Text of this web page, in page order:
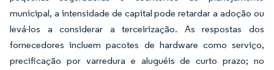
municipal, a intensidade de capital pode retardar a adoção ou
levá-los a considerar a terceirização. As respostas dos
fornecedores incluem pacotes de hardware como serviço,
precificação por varredura e aluguéis de curto prazo; no